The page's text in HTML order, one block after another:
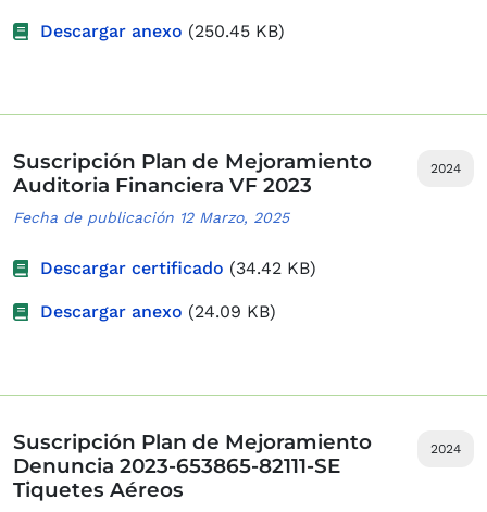
Descargar anexo (250.45 KB)
2024
Suscripción Plan de Mejoramiento
Auditoria Financiera VF 2023
Fecha de publicación 12 Marzo, 2025
Descargar certificado (34.42 KB)
Descargar anexo (24.09 KB)
2024
Suscripción Plan de Mejoramiento
Denuncia 2023-653865-82111-SE
Tiquetes Aéreos